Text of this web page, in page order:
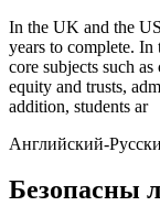
In the UK and the
years to complete.
core subjects such
equity and trusts,
addition, students ar
Английский-
Безопасны